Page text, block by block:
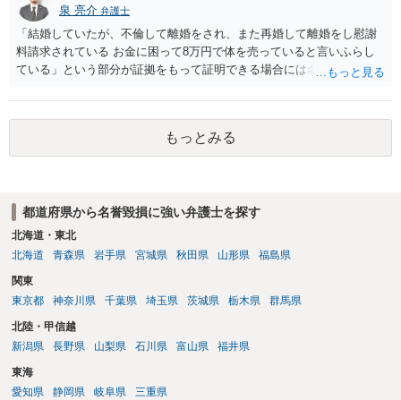
泉 亮介 弁護士
「結婚していたが、不倫して離婚をされ、また再婚して離婚をし慰謝
料請求されている お金に困って8万円で体を売っていると言いふらし
ている」という部分が証拠をもって証明できる場合には名誉権侵害や
ょう。 既に弁護士にご依頼されているとのことですので，依頼中の弁
護士と打ち合わせの末どのように対応するかを決められると良いでし
もっとみる
都道府県から名誉毀損に強い弁護士を探す
北海道・東北
北海道
青森県 岩手県 宮城県 秋田県 山形県 福島県
関東
東京都
神奈川県 千葉県 埼玉県 茨城県 栃木県 群馬県
北陸・甲信越
新潟県
長野県 山梨県 石川県 富山県 福井県
東海
愛知県
静岡県 岐阜県 三重県